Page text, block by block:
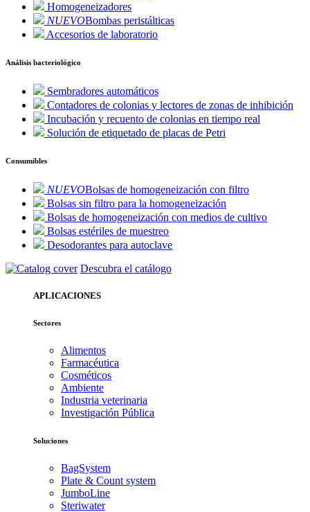
Homogeneizadores
NUEVOBombas peristálticas
Accesorios de laboratorio
Análisis bacteriológico
Sembradores automáticos
Contadores de colonias y lectores de zonas de inhibición
Incubación y recuento de colonias en tiempo real
Solución de etiquetado de placas de Petri
Consumibles
NUEVOBolsas de homogeneización con filtro
Bolsas sin filtro para la homogeneización
Bolsas de homogeneización con medios de cultivo
Bolsas estériles de muestreo
Desodorantes para autoclave
Descubra el catálogo
APLICACIONES
Sectores
Alimentos
Farmacéutica
Cosméticos
Ambiente
Industria veterinaria
Investigación Pública
Soluciones
BagSystem
Plate & Count system
JumboLine
Steriwater